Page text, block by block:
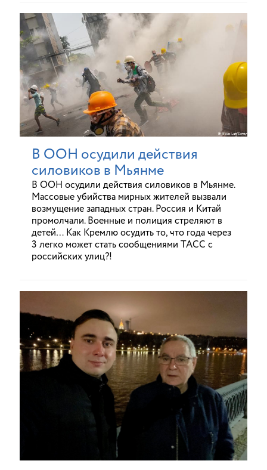
В ООН осудили действия
силовиков в Мьянме
В ООН осудили действия силовиков в Мьянме.
Массовые убийства мирных жителей вызвали
возмущение западных стран. Россия и Китай
промолчали. Военные и полиция стреляют в
детей… Как Кремлю осудить то, что года через
3 легко может стать сообщениями ТАСС с
российских улиц?!